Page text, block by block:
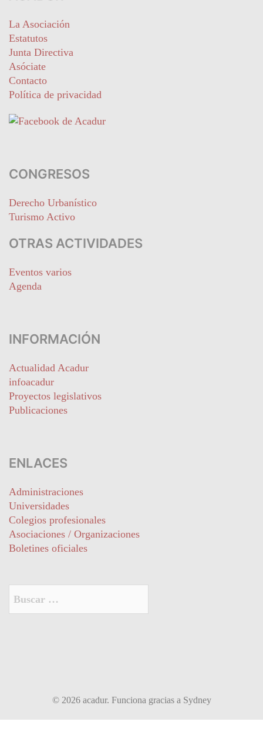
La Asociación
Estatutos
Junta Directiva
Asóciate
Contacto
Política de privacidad
CONGRESOS
Derecho Urbanístico
Turismo Activo
OTRAS ACTIVIDADES
Eventos varios
Agenda
INFORMACIÓN
Actualidad Acadur
infoacadur
Proyectos legislativos
Publicaciones
ENLACES
Administraciones
Universidades
Colegios profesionales
Asociaciones / Organizaciones
Boletines oficiales
© 2026 acadur. Funciona gracias a Sydney